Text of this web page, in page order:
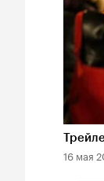
16 мая